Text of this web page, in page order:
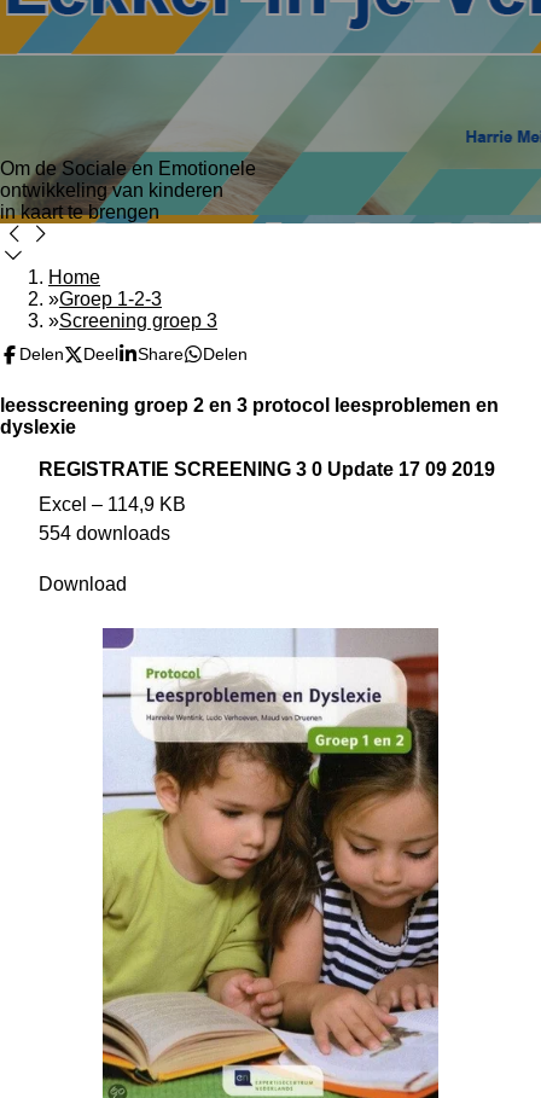
Om de Sociale en Emotionele
ontwikkeling van kinderen
in kaart te brengen
Home
»Groep 1-2-3
»Screening groep 3
Delen Deel Share Delen
leesscreening groep 2 en 3 protocol leesproblemen en
dyslexie
REGISTRATIE SCREENING 3 0 Update 17 09 2019
Excel – 114,9 KB
554 downloads
Download